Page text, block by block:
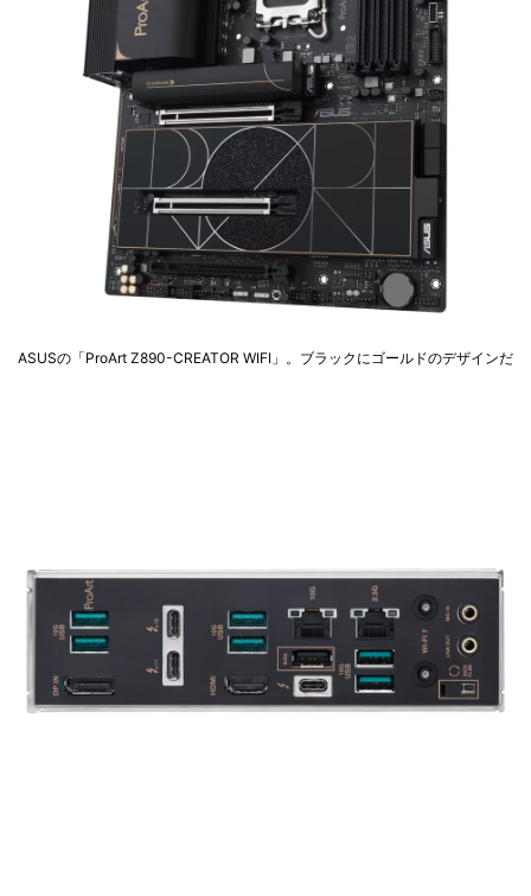
ASUSの「ProArt Z890-CREATOR WIFI」。ブラックにゴールドのデザインだ